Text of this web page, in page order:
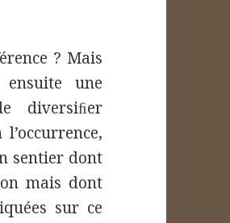
? Mais
une
diversiﬁer
sentier dont
mais dont
sur ce